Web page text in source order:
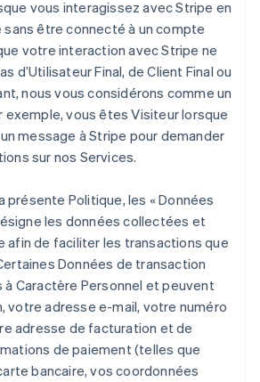
vous interagissez avec Stripe en
sans être connecté à un compte
votre interaction avec Stripe ne
d’Utilisateur Final, de Client Final ou
nous vous considérons comme un
exemple, vous êtes Visiteur lorsque
message à Stripe pour demander
sur nos Services.
présente Politique, les « Données
les données collectées et
afin de faciliter les transactions que
Données de transaction
à Caractère Personnel et peuvent
votre adresse e-mail, votre numéro
adresse de facturation et de
de paiement (telles que
bancaire, vos coordonnées